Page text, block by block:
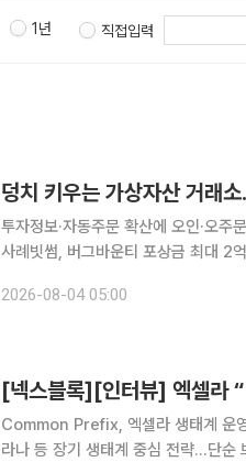
1년 직접입력
투자정보·자동주문 확산에 오인·오
사례빗썸, 버그바운티 포상금 최대 2억원으로⋯보안
자산 보관을 넘어 정보 오인과 오주문
2026-08-04 05:00
[넥스블록][인터뷰] 엑셀라
Common Prefix, 엑셀라 생태계 운
라나 등 장기 생태계 중심 전략…단순